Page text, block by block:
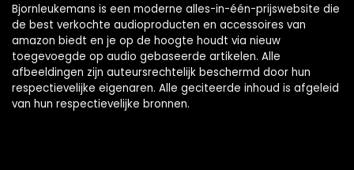
Bjornleukemans is een moderne alles-in-één-prijswebsite die
de best verkochte audioproducten en accessoires van
amazon biedt en je op de hoogte houdt via nieuw
toegevoegde op audio gebaseerde artikelen. Alle
afbeeldingen zijn auteursrechtelijk beschermd door hun
respectievelijke eigenaren. Alle geciteerde inhoud is afgeleid
van hun respectievelijke bronnen.